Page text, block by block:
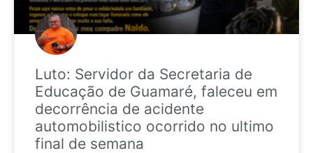
Luto: Servidor da Secretaria de
Educação de Guamaré, faleceu em
decorrência de acidente
automobilistico ocorrido no ultimo
final de semana